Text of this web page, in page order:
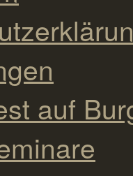
auf